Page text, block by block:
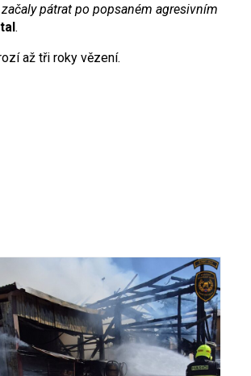
pátrat po popsaném agresivním
.
až tři roky vězení.